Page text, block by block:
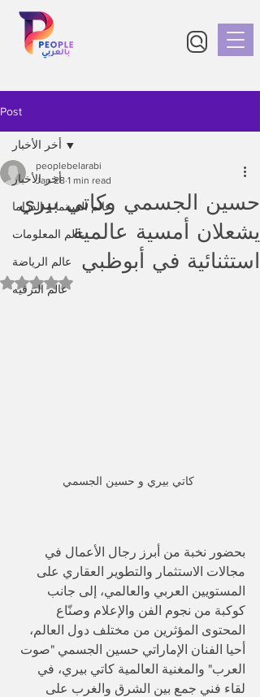
Post
أخر الأخبار
عالم السينما و الدراما
عالم المعلومات
عالم الرياضة
عالم الترفيه
أخر الأخبار
حسين الجسمي وكاتي بيري
يشعلان أمسية عالمية
استثنائية في أبوظبي
peoplebelarabi
Jan 28 1 min read
Rated NaN out of 5 stars.
بحضور نخبة من أبرز رجال الأعمال في
مجالات الاستثمار والتطوير العقاري على
المستويين العربي والعالمي، إلى جانب
كوكبة من نجوم الفن والإعلام وصنّاع
المحتوى المؤثرين من مختلف دول العالم،
أحيا الفنان الإماراتي حسين الجسمي "صوت
العرب" والمغنية العالمية كاتي بيري، في
لقاء فني جمع بين الشرق والغرب على